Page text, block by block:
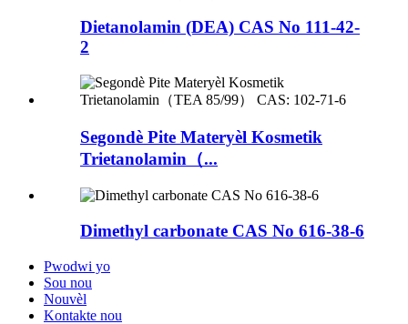
Dietanolamin (DEA) CAS No 111-42-
2
Segondè Pite Materyèl Kosmetik
Trietanolamin（...
Dimethyl carbonate CAS No 616-38-6
Pwodwi yo
Sou nou
Nouvèl
Kontakte nou